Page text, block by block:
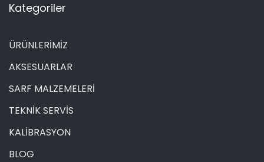
Kategoriler
ÜRÜNLERİMİZ
AKSESUARLAR
SARF MALZEMELERİ
TEKNİK SERVİS
KALİBRASYON
BLOG